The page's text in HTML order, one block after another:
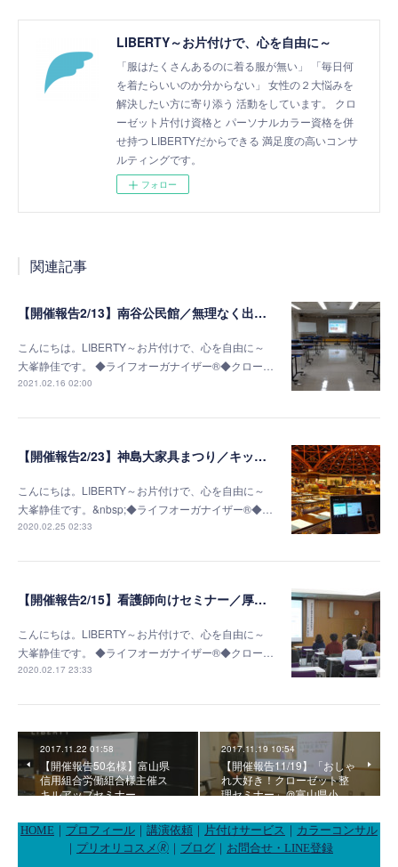
LIBERTY～お片付けで、心を自由に～
「服はたくさんあるのに着る服が無い」 「毎日何
を着たらいいのか分からない」 女性の２大悩みを
解決したい方に寄り添う 活動をしています。 クロ
ーゼット片付け資格と パーソナルカラー資格を併
せ持つ LIBERTYだからできる 満足度の高いコンサ
ルティングです。
フォロー
関連記事
【開催報告2/13】南谷公民館／無理なく出来る終活準備～片付け編～
こんにちは。LIBERTY～お片付けで、心を自由に～
大峯静佳です。 ◆ライフオーガナイザー®◆クロー…
2021.02.16 02:00
【開催報告2/23】神島大家具まつり／キッチン棚収納セミナー
こんにちは。LIBERTY～お片付けで、心を自由に～
大峯静佳です。&nbsp;◆ライフオーガナイザー®◆…
2020.02.25 02:33
【開催報告2/15】看護師向けセミナー／厚生連高岡病院若草会様
こんにちは。LIBERTY～お片付けで、心を自由に～
大峯静佳です。 ◆ライフオーガナイザー®◆クロー…
2020.02.17 23:33
2017.11.22 01:58
【開催報告50名様】富山県
信用組合労働組合様主催ス
キルアップセミナー
2017.11.19 10:54
【開催報告11/19】「おしゃ
れ大好き！クローゼット整
理セミナー」＠富山県小…